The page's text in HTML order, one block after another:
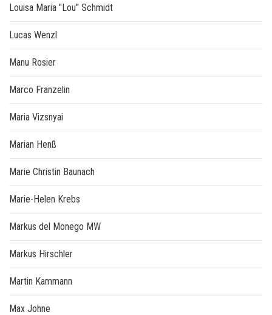
Louisa Maria "Lou" Schmidt
Lucas Wenzl
Manu Rosier
Marco Franzelin
Maria Vizsnyai
Marian Henß
Marie Christin Baunach
Marie-Helen Krebs
Markus del Monego MW
Markus Hirschler
Martin Kammann
Max Johne